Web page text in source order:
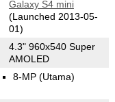
Galaxy S4 mini
(Launched 2013-05-
01)
4.3" 960x540 Super
AMOLED
8-MP (Utama)